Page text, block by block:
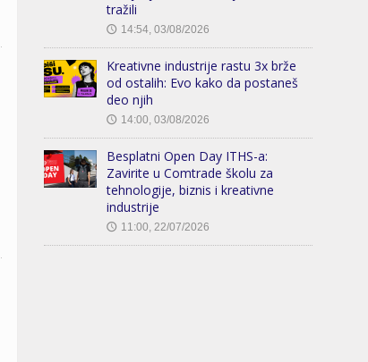
tražili
🕔 14:54, 03/08/2026
Kreativne industrije rastu 3x brže
od ostalih: Evo kako da postaneš
deo njih
🕔 14:00, 03/08/2026
Besplatni Open Day ITHS-a:
Zavirite u Comtrade školu za
tehnologije, biznis i kreativne
industrije
🕔 11:00, 22/07/2026